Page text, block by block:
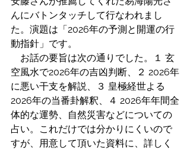
んにバトンタッチして行なわれまし
た。演題は「2026年の予測と開運の行
動指針」です。
お話の要旨は次の通りでした。１ 玄
空風水で2026年の吉凶判断、２ 2026年
に悪い干支を解説、３ 皇極経世よる
2026年の当番卦解釈、４ 2026年年間全
体的な運勢、自然災害などについての
占い。これだけでは分かりにくいので
すが、用意して頂いた資料に、詳しく